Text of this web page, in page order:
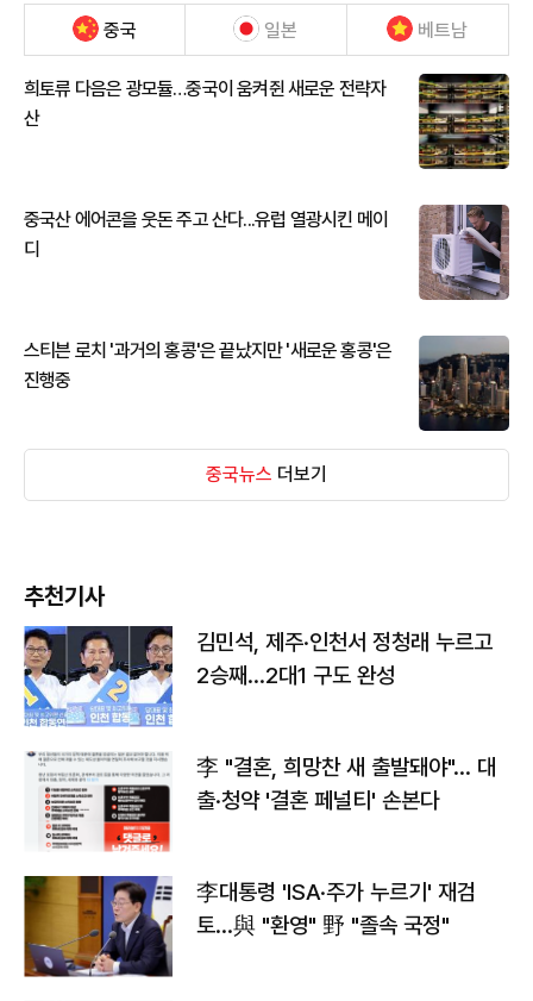
중국 일본 베트남
희토류 다음은 광모듈…중국이 움켜쥔 새로운 전략자
산
중국산 에어콘을 웃돈 주고 산다...유럽 열광시킨 메이
디
스티븐 로치 '과거의 홍콩'은 끝났지만 '새로운 홍콩'은
진행중
중국뉴스 더보기
추천기사
김민석, 제주·인천서 정청래 누르고
2승째…2대1 구도 완성
李 "결혼, 희망찬 새 출발돼야"… 대
출·청약 '결혼 페널티' 손본다
李대통령 'ISA·주가 누르기' 재검
토…與 "환영" 野 "졸속 국정"